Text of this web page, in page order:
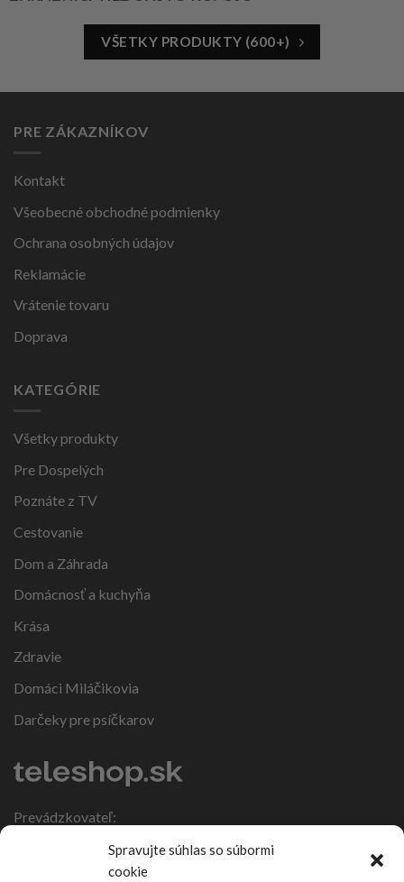
Spravujte súhlas so súbormi
cookie
VŠETKY PRODUKTY (600+)
PRE ZÁKAZNÍKOV
Kontakt
Všeobecné obchodné podmienky
Ochrana osobných údajov
Reklamácie
Vrátenie tovaru
Doprava
KATEGÓRIE
Všetky produkty
Pre Dospelých
Poznáte z TV
Cestovanie
Dom a Záhrada
Domácnosť a kuchyňa
Krása
Zdravie
Domáci Miláčikovia
Darčeky pre psíčkarov
Prevádzkovateľ:
DIČ: 1086270988